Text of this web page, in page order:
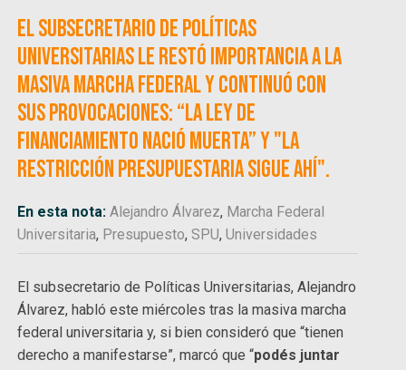
El subsecretario de Políticas
Universitarias le restó importancia a la
masiva marcha federal y continuó con
sus provocaciones: “La ley de
financiamiento nació muerta” y "la
restricción presupuestaria sigue ahí".
En esta nota:Alejandro Álvarez, Marcha Federal
Universitaria, Presupuesto,SPU,Universidades
El subsecretario de Políticas Universitarias, Alejandro
Álvarez, habló este miércoles tras la masiva marcha
federal universitaria y, si bien consideró que “tienen
derecho a manifestarse”, marcó que “podés juntar